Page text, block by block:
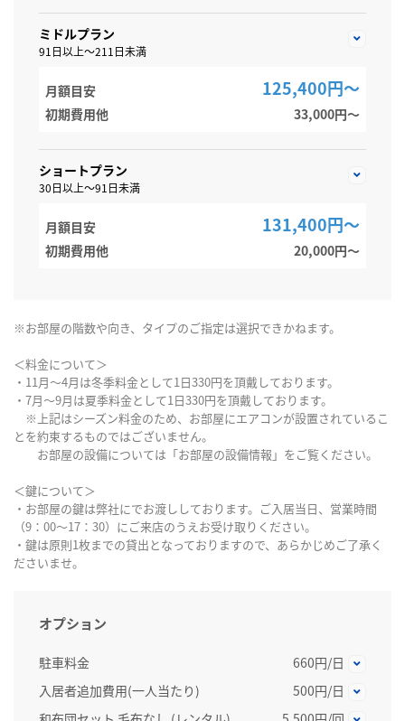
ミドルプラン
91日以上～211日未満
月額目安 125,400円～
初期費用他 33,000円〜
ショートプラン
30日以上～91日未満
月額目安 131,400円～
初期費用他 20,000円〜
※お部屋の階数や向き、タイプのご指定は選択できかねます。
＜料金について＞
・11月～4月は冬季料金として1日330円を頂戴しております。
・7月～9月は夏季料金として1日330円を頂戴しております。
※上記はシーズン料金のため、お部屋にエアコンが設置されているこ
とを約束するものではございません。
お部屋の設備については「お部屋の設備情報」をご覧ください。
＜鍵について＞
・お部屋の鍵は弊社にでお渡ししております。ご入居当日、営業時間
（9：00～17：30）にご来店のうえお受け取りください。
・鍵は原則1枚までの貸出となっておりますので、あらかじめご了承く
ださいませ。
オプション
駐車料金
660円/日
入居者追加費用(一人当たり)
500円/日